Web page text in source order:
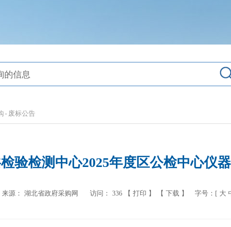
- 废标公告
验检测中心2025年度区公检中心仪
来源： 湖北省政府采购网 访问： 336 【 打印 】 【 下载 】 字号：[ 大